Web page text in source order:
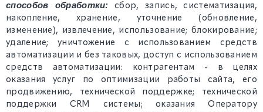
способов обработки: сбор, запись, систематизация,
накопление, хранение, уточнение (обновление,
изменение), извлечение, использование; блокирование;
удаление; уничтожение с использованием средств
автоматизации и без таковых, доступ с использованием
средств автоматизации: контрагентам - в целях
оказания услуг по оптимизации работы сайта, его
продвижению, технической поддержке; технической
поддержки CRM системы; оказания Оператору